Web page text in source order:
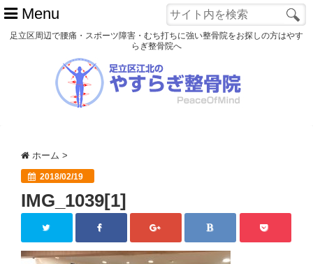
Menu
スポーツ障害
患者様の声
アクセス
院長プロフィール
足立区周辺で腰痛・スポーツ障害・むち打ちに強い整骨院をお探しの方はやす
らぎ整骨院へ
ホーム >
2018/02/19
IMG_1039[1]